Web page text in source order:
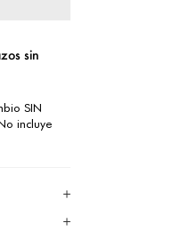
SIN
incluye